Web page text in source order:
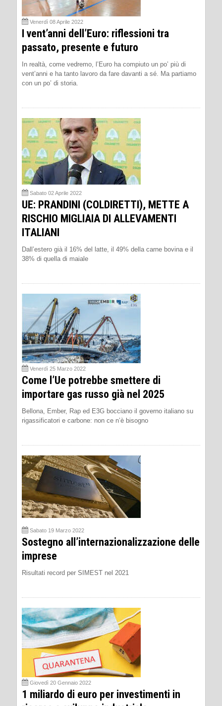
Venerdì 08 Aprile 2022
I vent’anni dell’Euro: riflessioni tra
passato, presente e futuro
In realtà, come vedremo, l’Euro ha compiuto un po’ più di
vent’anni e ha tanto lavoro da fare davanti a sé. Ma partiamo
con un po’ di storia.
Sabato 02 Aprile 2022
UE: PRANDINI (COLDIRETTI), METTE A
RISCHIO MIGLIAIA DI ALLEVAMENTI
ITALIANI
Dall’estero già il 16% del latte, il 49% della carne bovina e il
38% di quella di maiale
Venerdì 25 Marzo 2022
Come l’Ue potrebbe smettere di
importare gas russo già nel 2025
Bellona, Ember, Rap ed E3G bocciano il governo italiano su
rigassificatori e carbone: non ce n’è bisogno
Sabato 19 Marzo 2022
Sostegno all’internazionalizzazione delle
imprese
Risultati record per SIMEST nel 2021
Giovedì 20 Gennaio 2022
1 miliardo di euro per investimenti in